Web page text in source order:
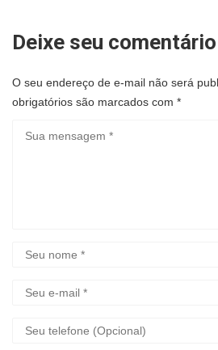
Deixe seu
O seu endereço de e-mail não será
obrigatórios são marcados com *